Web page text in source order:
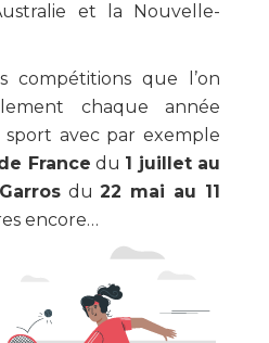
et la Nouvelle-
compétitions que l’on
chaque année
avec par exemple
France du 1 juillet au
du22 mai au 11
encore…